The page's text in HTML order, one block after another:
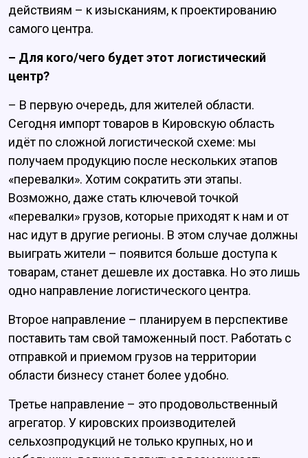
действиям – к изысканиям, к проектированию
самого центра.
– Для кого/чего будет этот логистический
центр?
– В первую очередь, для жителей области.
Сегодня импорт товаров в Кировскую область
идёт по сложной логистической схеме: мы
получаем продукцию после нескольких этапов
«перевалки». Хотим сократить эти этапы.
Возможно, даже стать ключевой точкой
«перевалки» грузов, которые приходят к нам и от
нас идут в другие регионы. В этом случае должны
выиграть жители – появится больше доступа к
товарам, станет дешевле их доставка. Но это лишь
одно направление логистического центра.
Второе направление – планируем в перспективе
поставить там свой таможенный пост. Работать с
отправкой и приемом грузов на территории
области бизнесу станет более удобно.
Третье направление – это продовольственный
агрегатор. У кировских производителей
сельхозпродукций не только крупных, но и